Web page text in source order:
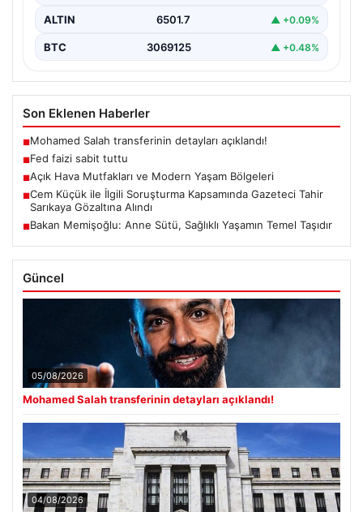
ALTIN 6501.7 ▲ +0.09%
BTC 3069125 ▲ +0.48%
Son Eklenen Haberler
■Mohamed Salah transferinin detayları açıklandı!
■Fed faizi sabit tuttu
■Açık Hava Mutfakları ve Modern Yaşam Bölgeleri
■Cem Küçük ile İlgili Soruşturma Kapsamında Gazeteci Tahir
Sarıkaya Gözaltına Alındı
■Bakan Memişoğlu: Anne Sütü, Sağlıklı Yaşamın Temel Taşıdır
Güncel
05/08/2026
Mohamed Salah transferinin detayları açıklandı!
04/08/2026